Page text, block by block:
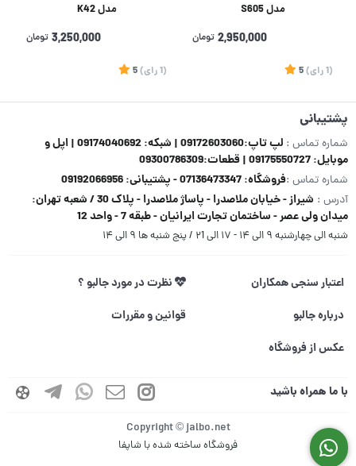
مدل S605
2,950,000 تومان
(1 رای)
5
مدل K42
3,250,000 تومان
(1 رای)
5
پشتیبانی
شماره تماس :
لپ تاپ:09172603060 | شبکه: 09174040692 | اپل و
موبایل: 09175550727 | قطعات:09300786309
شماره تماس :فروشگاه: 07136473347 - پشتیبانی: 09192066956
آدرس :
شیراز - خیابان ملاصدرا - پاساژ ملاصدرا - پلاک 30 / شعبه تهران:
میدان ولی عصر - ساختمان تجارت ایرانیان - طبقه 7 - واحد 12
شنبه الی چهارشنبه ۹ الی ۱۴ - ۱۷ الی ۲1 / پنج شنبه ها ۹ الی ۱۴
اعتبار سنجی همکاران
نظرت در مورد جالبو ؟
درباره جالبو
قوانین و مقررات
عکس از فروشگاه
با ما همراه باشید
Copyright © jalbo.net
فروشگاه ساخته شده با شاپفا